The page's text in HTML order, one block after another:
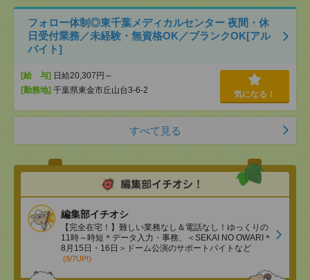
フォロー体制◎東千葉メディカルセンター 夜間・休
日受付業務／未経験・無資格OK／ブランクOK[アル
バイト]
[給 与] 日給20,307円～
[勤務地] 千葉県東金市丘山台3-6-2 気になる！
すべて見る
編集部イチオシ
【完全在宅！】難しい業務なし＆電話なし！ゆっくりの
11時～時短＊データ入力・事務、＜SEKAI NO OWARI＊
8月15日・16日＞ドーム公演のサポートバイトなど
(8/7UP!)